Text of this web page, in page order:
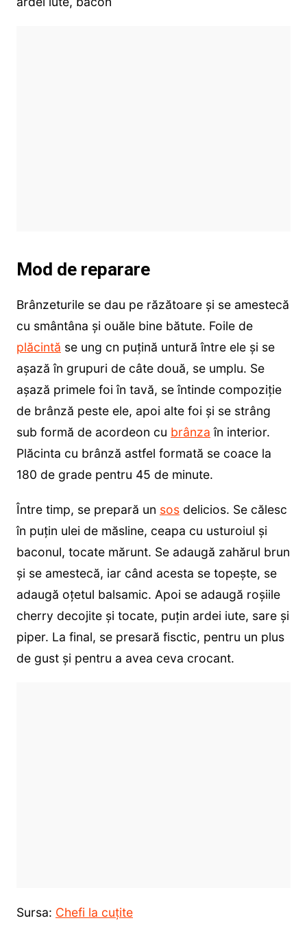
Mod de reparare
Brânzeturile se dau pe răzătoare și se amestecă
cu smântâna și ouăle bine bătute. Foile de
plăcintă se ung cn puțină untură între ele și se
așază în grupuri de câte două, se umplu. Se
așază primele foi în tavă, se întinde compoziție
de brânză peste ele, apoi alte foi și se strâng
sub formă de acordeon cu brânza în interior.
Plăcinta cu brânză astfel formată se coace la
180 de grade pentru 45 de minute.
Între timp, se prepară un sosdelicios. Se călesc
în puțin ulei de măsline, ceapa cu usturoiul și
baconul, tocate mărunt. Se adaugă zahărul brun
și se amestecă, iar când acesta se topește, se
adaugă oțetul balsamic. Apoi se adaugă roșiile
cherry decojite și tocate, puțin ardei iute, sare și
piper. La final, se presară fisctic, pentru un plus
de gust și pentru a avea ceva crocant.
Sursa: Chefi la cuțite